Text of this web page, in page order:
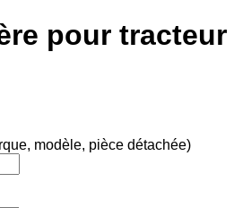
pour tracteur
modèle, pièce détachée)